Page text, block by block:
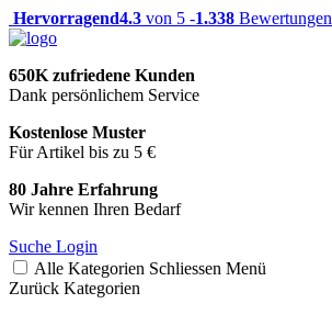
Hervorragend4.3 von 5 -1.338 Bewertungen
650K zufriedene Kunden
Dank persönlichem Service
Kostenlose Muster
Für Artikel bis zu 5 €
80 Jahre Erfahrung
Wir kennen Ihren Bedarf
Suche Login
Alle Kategorien Schliessen Menü
Zurück Kategorien